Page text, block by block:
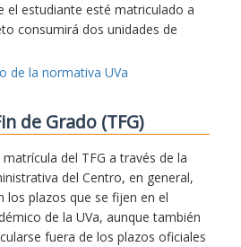
el estudiante esté matriculado a
consumirá dos unidades de
de la normativa UVa
de Grado (TFG)
del TFG a través de la
del Centro, en general,
los plazos que se fijen en el
de la UVa, aunque también
fuera de los plazos oficiales